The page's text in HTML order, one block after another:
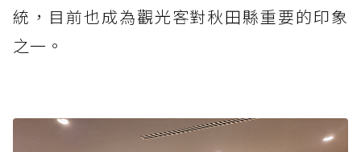
統，目前也成為觀光客對秋田縣重要的印象
之一。